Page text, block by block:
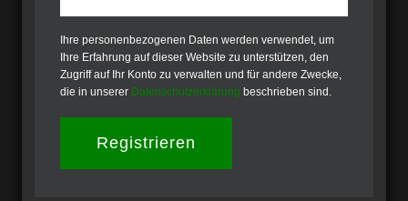
Ihre personenbezogenen Daten werden verwendet, um
Ihre Erfahrung auf dieser Website zu unterstützen, den
Zugriff auf Ihr Konto zu verwalten und für andere Zwecke,
die in unserer Datenschutzerklärung beschrieben sind.
Registrieren